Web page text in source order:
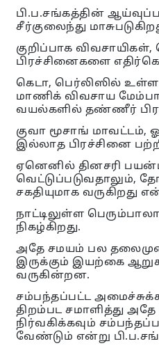
பி.ப.சங்கத்தின்
சீர்குலைந்து
குறிப்பாக
பிரச்சினைகளை
கெடா, பெர்லிஸில் உள்ள
மாணிக் விவசாய
வயல்களில் தண்ணீர்
குவா மூசாங்
இல்லாத பிரச்சினை
ஏனெனில் தினசரி
வெட்டுப்படுவதாலும்,
சகதியுமாக வருகிறது
நாட்டிலுள்ள
நிகழ்கிறது.
அதே சமயம் பல
இருக்கும் இயற்கை
வருகின்றன.
சம்பந்தப்பட்ட
திறம்பட சமாளித்து
நிர்வகிக்கவும்
வேண்டும் என்று